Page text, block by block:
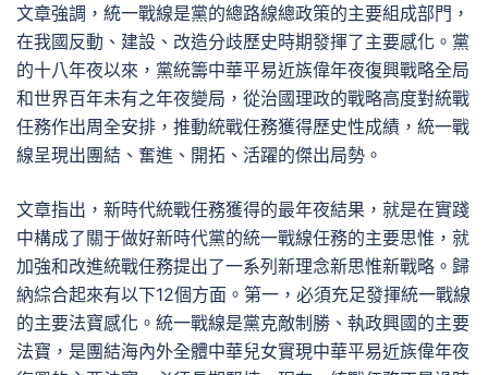
文章強調，統一戰線是黨的總路線總政策的主要組成部門，
在我國反動、建設、改造分歧歷史時期發揮了主要感化。黨
的十八年夜以來，黨統籌中華平易近族偉年夜復興戰略全局
和世界百年未有之年夜變局，從治國理政的戰略高度對統戰
任務作出周全安排，推動統戰任務獲得歷史性成績，統一戰
線呈現出團結、奮進、開拓、活躍的傑出局勢。
文章指出，新時代統戰任務獲得的最年夜結果，就是在實踐
中構成了關于做好新時代黨的統一戰線任務的主要思惟，就
加強和改進統戰任務提出了一系列新理念新思惟新戰略。歸
納綜合起來有以下12個方面。第一，必須充足發揮統一戰線
的主要法寶感化。統一戰線是黨克敵制勝、執政興國的主要
法寶，是團結海內外全體中華兒女實現中華平易近族偉年夜